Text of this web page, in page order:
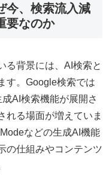
今、検索流入減
要なのか
る背景には、AI検索と
す。Google検索では
AI検索機能が展開さ
れる場面が増えていま
などの生成AI機能
の仕組みやコンテンツ